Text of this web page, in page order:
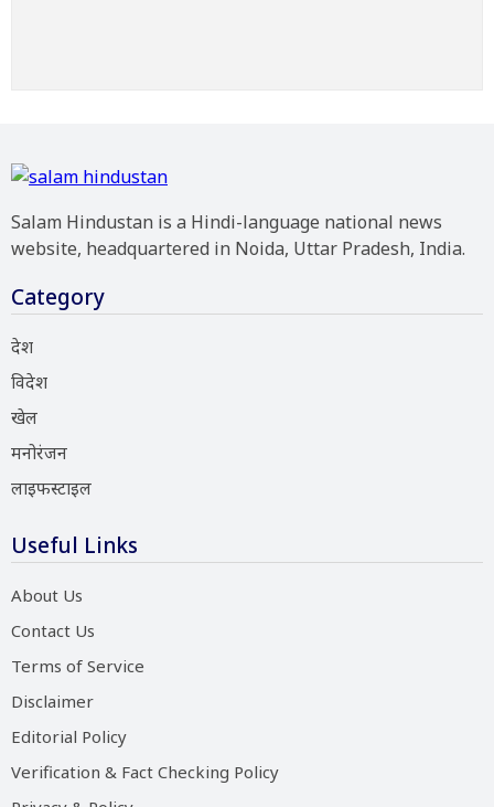
Salam Hindustan is a Hindi-language national news
website, headquartered in Noida, Uttar Pradesh, India.
Category
देश
विदेश
खेल
मनोरंजन
लाइफस्टाइल
Useful Links
About Us
Contact Us
Terms of Service
Disclaimer
Editorial Policy
Verification & Fact Checking Policy